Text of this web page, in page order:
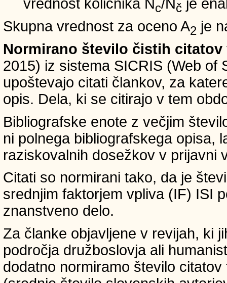
vrednost količnika Nc/Nč je
Skupna vrednost za oceno A2 je
Normirano število čistih citatov
2015) iz sistema SICRIS (Web of
upoštevajo citati člankov, za
opis. Dela, ki se citirajo v tem
Bibliografske enote z večjim
ni polnega bibliografskega opisa,
raziskovalnih dosežkov v prijavni
Citati so normirani tako, da je
srednjim faktorjem vpliva (IF) ISI
znanstveno delo.
Za članke objavljene v revijah, ki
področja družboslovja ali
dodatno normiramo število